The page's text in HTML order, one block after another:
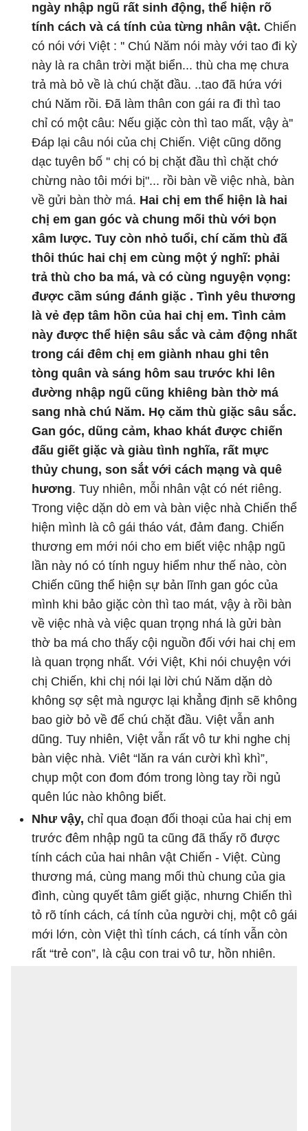
ngày nhập ngũ rất sinh động, thể hiện rõ
tính cách và cá tính của từng nhân vật. Chiến
có nói với Việt : '' Chú Năm nói mày với tao đi kỳ
này là ra chân trời mặt biển... thù cha mẹ chưa
trả mà bỏ về là chú chặt đầu. ..tao đã hứa với
chú Năm rồi. Đã làm thân con gái ra đi thì tao
chỉ có một câu: Nếu giặc còn thì tao mất, vậy à''
Đáp lại câu nói của chị Chiến. Việt cũng dõng
dạc tuyên bố '' chị có bị chặt đầu thì chặt chớ
chừng nào tôi mới bị"... rồi bàn về việc nhà, bàn
về gửi bàn thờ má. Hai chị em thể hiện là hai
chị em gan góc và chung mối thù với bọn
xâm lược. Tuy còn nhỏ tuổi, chí căm thù đã
thôi thúc hai chị em cùng một ý nghĩ: phải
trả thù cho ba má, và có cùng nguyện vọng:
được cầm súng đánh giặc . Tình yêu thương
là vẻ đẹp tâm hồn của hai chị em. Tình cảm
này được thể hiện sâu sắc và cảm động nhất
trong cái đêm chị em giành nhau ghi tên
tòng quân và sáng hôm sau trước khi lên
đường nhập ngũ cũng khiêng bàn thờ má
sang nhà chú Năm. Họ căm thù giặc sâu sắc.
Gan góc, dũng cảm, khao khát được chiến
đấu giết giặc và giàu tình nghĩa, rất mực
thủy chung, son sắt với cách mạng và quê
hương. Tuy nhiên, mỗi nhân vật có nét riêng.
Trong việc dặn dò em và bàn việc nhà Chiến thể
hiện mình là cô gái tháo vát, đảm đang. Chiến
thương em mới nói cho em biết việc nhập ngũ
lần này nó có tính nguy hiểm như thế nào, còn
Chiến cũng thể hiện sự bản lĩnh gan góc của
mình khi bảo giặc còn thì tao mát, vậy à rồi bàn
về việc nhà và việc quan trọng nhá là gửi bàn
thờ ba má cho thấy cội nguồn đối với hai chị em
là quan trọng nhất. Với Việt, Khi nói chuyện với
chị Chiến, khi chị nói lại lời chú Năm dặn dò
không sợ sệt mà ngược lại khẳng định sẽ không
bao giờ bỏ về để chú chặt đầu. Việt vẫn anh
dũng. Tuy nhiên, Việt vẫn rất vô tư khi nghe chị
bàn việc nhà. Viêt “lăn ra ván cười khì khì”,
chụp một con đom đóm trong lòng tay rồi ngủ
quên lúc nào không biết.
Như vậy, chỉ qua đoạn đối thoại của hai chị em
trước đêm nhập ngũ ta cũng đã thấy rõ được
tính cách của hai nhân vật Chiến - Việt. Cùng
thương má, cùng mang mối thù chung của gia
đình, cùng quyết tâm giết giặc, nhưng Chiến thì
tỏ rõ tính cách, cá tính của người chị, một cô gái
mới lớn, còn Việt thì tính cách, cá tính vẫn còn
rất “trẻ con”, là cậu con trai vô tư, hồn nhiên.